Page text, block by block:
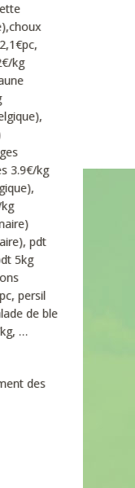
kg
3.9€/kg
pdt
5kg
persil
de ble
…
des